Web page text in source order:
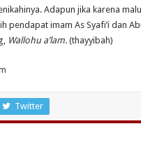
Adapun jika karena
pendapat imam As Syafi’i dan
Wallohu a’lam. (thayyibah)
Twitter